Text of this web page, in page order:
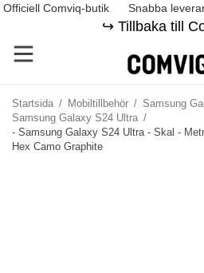
Officiell Comviq-butik Snabba
↪️ Tillbaka till
Startsida / Mobiltillbehör / Samsung
Samsung Galaxy S24 Ultra /
- Samsung Galaxy S24 Ultra - Skal -
Hex Camo Graphite